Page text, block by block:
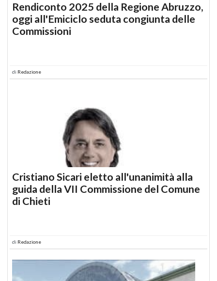
Rendiconto 2025 della Regione Abruzzo,
oggi all'Emiciclo seduta congiunta delle
Commissioni
di Redazione
Cristiano Sicari eletto all'unanimità alla
guida della VII Commissione del Comune
di Chieti
di Redazione